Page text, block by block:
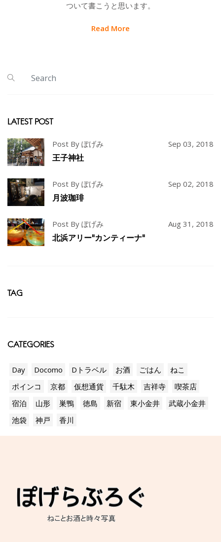
ついて書こうと思います。
Read More
LATEST POST
Post By ぽげみ Sep 03, 2018
王子神社
Post By ぽげみ Sep 02, 2018
月波珈琲
Post By ぽげみ Aug 31, 2018
北浜アリー"カンティーナ"
TAG
CATEGORIES
Day Docomo Dトラベル お酒 ごはん
ねこ
ポインコ
京都 仮想通貨 千駄木 吉祥寺
喫茶店
宿泊
山形 巣鴨 徳島 新宿 東小金井
武蔵小金井
池袋
神戸 香川